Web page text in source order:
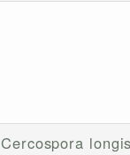
Cercospora